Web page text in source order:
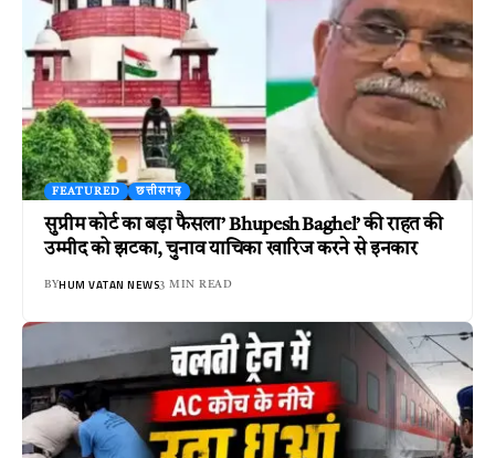
FEATURED छत्तीसगढ़
सुप्रीम कोर्ट का बड़ा फैसला’ Bhupesh Baghel’ की राहत की
उम्मीद को झटका, चुनाव याचिका खारिज करने से इनकार
BYHUM VATAN NEWS3 MIN READ